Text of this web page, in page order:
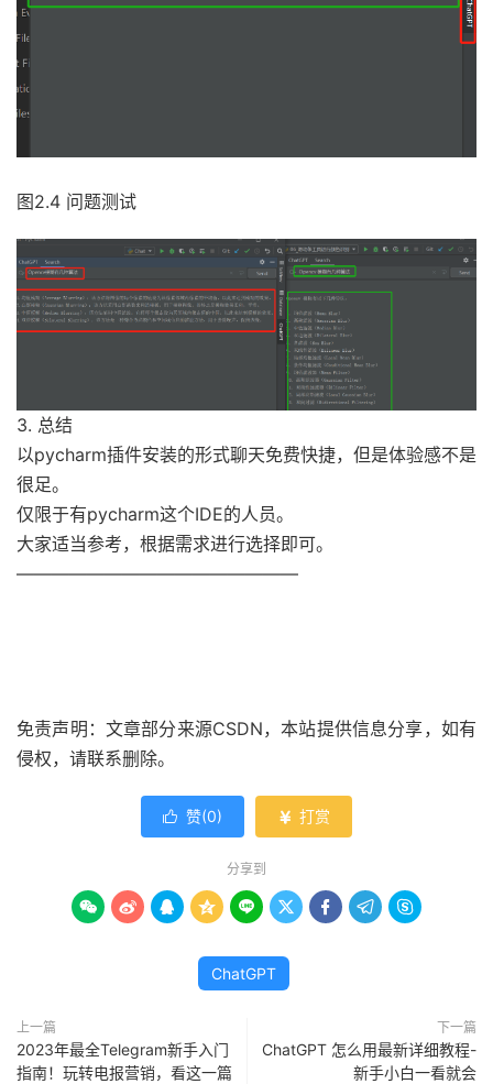
图2.4 问题测试
3. 总结
以pycharm插件安装的形式聊天免费快捷，但是体验感不是
很足。
仅限于有pycharm这个IDE的人员。
大家适当参考，根据需求进行选择即可。
————————————————
免责声明：文章部分来源CSDN，本站提供信息分享，如有
侵权，请联系删除。
 赞(0)  打赏
分享到
        
ChatGPT
上一篇
2023年最全Telegram新手入门
指南！玩转电报营销，看这一篇
下一篇
ChatGPT 怎么用最新详细教程-
新手小白一看就会